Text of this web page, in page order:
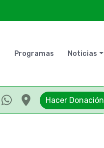
Programas Noticias
Hacer Donación